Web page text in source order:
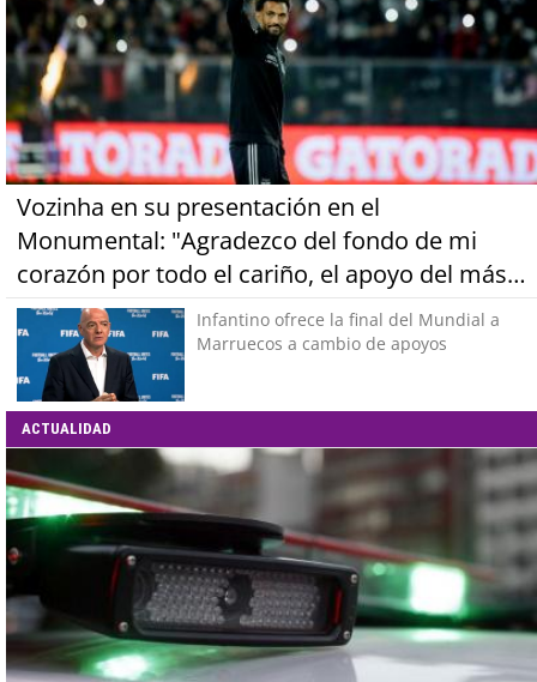
Vozinha en su presentación en el
Monumental: "Agradezco del fondo de mi
corazón por todo el cariño, el apoyo del más
grande de Chile"Infantino ofrece la final del Mundial a
Marruecos a cambio de apoyos
ACTUALIDAD